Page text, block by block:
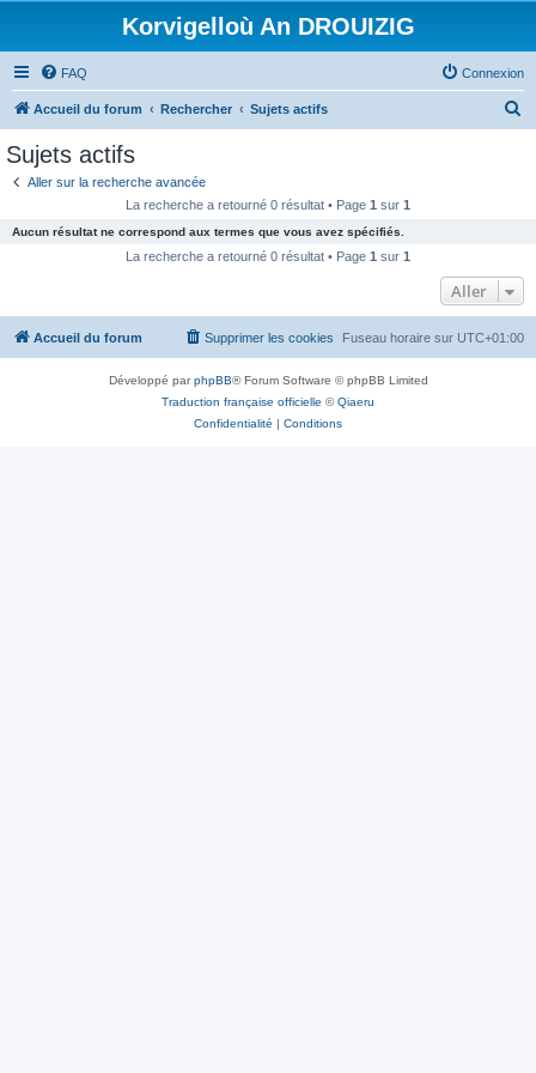
Korvigelloù An DROUIZIG
FAQ Connexion
Accueil du forum Rechercher Sujets actifs
c
e
Sujets actifs
Aller sur la recherche avancée
La recherche a retourné 0 résultat • Page 1 sur 1
Aucun résultat ne correspond aux termes que vous avez spécifiés.
La recherche a retourné 0 résultat • Page 1 sur 1
Aller
Accueil du forum Fuseau horaire sur UTC+01:00
Supprimer les cookies
Développé parphpBB® Forum Software © phpBB Limited
Traduction française officielle ©Qiaeru
Confidentialité | Conditions